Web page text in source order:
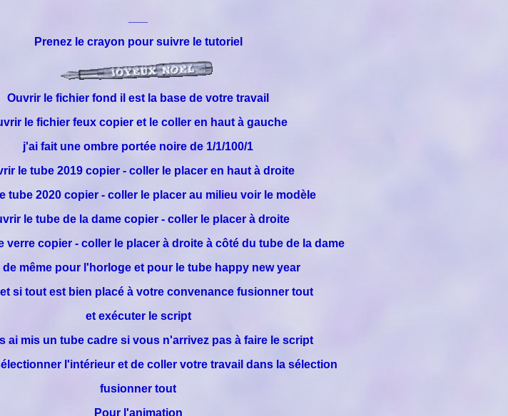
Prenez le crayon pour suivre le tutoriel
Ouvrir le fichier fond il est la base de votre travail
le fichier feux copier et le coller en haut à gauche
j'ai fait une ombre portée noire de 1/1/100/1
le tube 2019 copier - coller le placer en haut à droite
tube 2020 copier - coller le placer au milieu voir le modèle
le tube de la dame copier - coller le placer à droite
verre copier - coller le placer à droite à côté du tube de la dame
de même pour l'horloge et pour le tube happy new year
si tout est bien placé à votre convenance fusionner tout
et exécuter le script
ai mis un tube cadre si vous n'arrivez pas à faire le script
l'intérieur et de coller votre travail dans la sélection
fusionner tout
Pour l'animation